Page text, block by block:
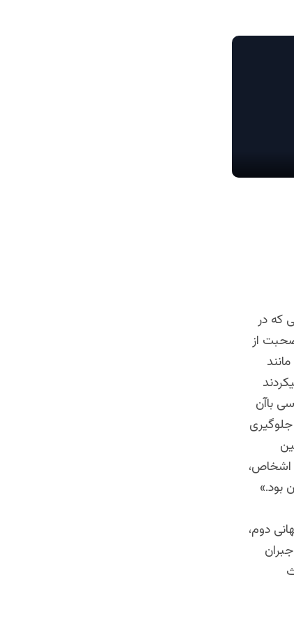
که در
از
باآن
اشخاص،
بود.»
دوم،